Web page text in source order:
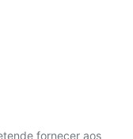
fornecer aos